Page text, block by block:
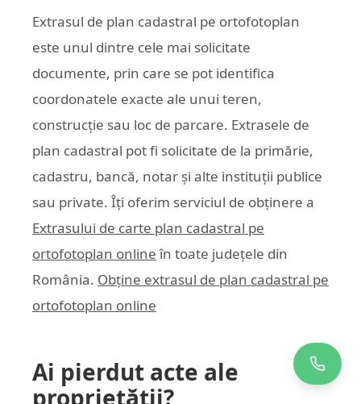
Extrasul de plan cadastral pe ortofotoplan
este unul dintre cele mai solicitate
documente, prin care se pot identifica
coordonatele exacte ale unui teren,
construcție sau loc de parcare. Extrasele de
plan cadastral pot fi solicitate de la primărie,
cadastru, bancă, notar și alte instituții publice
sau private. Îți oferim serviciul de obținere a
Extrasului de carte plan cadastral pe
ortofotoplan online în toate județele din
România. Obține extrasul de plan cadastral pe
ortofotoplan online
Ai pierdut acte ale
proprietății?